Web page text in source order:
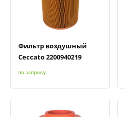
Быстрый просмотрДобавить к сравнению
Добавить в избранное
Фильтр воздушный
Ceccato 2200940219
по запросу